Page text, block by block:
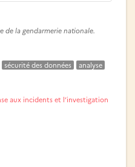
de la gendarmerie nationale.
sécurité des données analyse
aux incidents et l’investigation